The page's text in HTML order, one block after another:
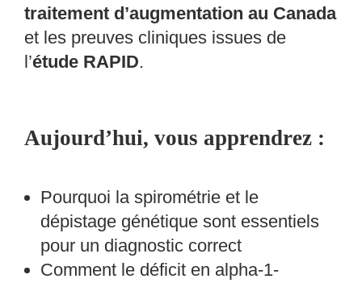
traitement d’augmentation au Canada
et les preuves cliniques issues de
l’étude RAPID.
Aujourd’hui, vous apprendrez :
Pourquoi la spirométrie et le
dépistage génétique sont essentiels
pour un diagnostic correct
Comment le déficit en alpha-1-